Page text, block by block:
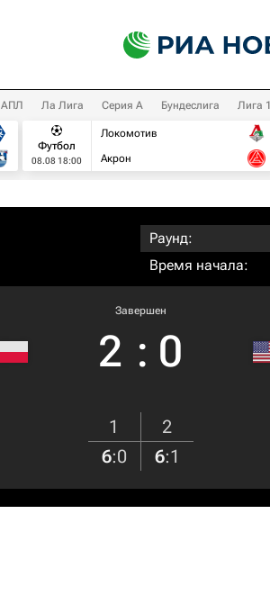
АПЛ Ла Лига Серия А Бундеслига Лига 1
Футбол
08.08 18:00
Локомотив
Акрон
Раунд:
Время начала:
Завершен
2 : 0
1
2
6:0 6:1